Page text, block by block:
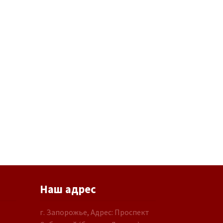
Наш адрес
г. Запорожье, Адрес: Проспект